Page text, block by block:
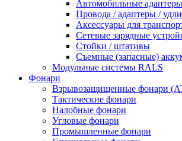
Автомобильные
Провода / адаптеры /
Аксессуары для
Сетевые зарядные
Стойки / штативы
Съемные (запасные)
Модульные системы RALS
Фонари
Взрывозащищенные фонари
Тактические фонари
Налобные фонари
Угловые фонари
Промышленные фонари